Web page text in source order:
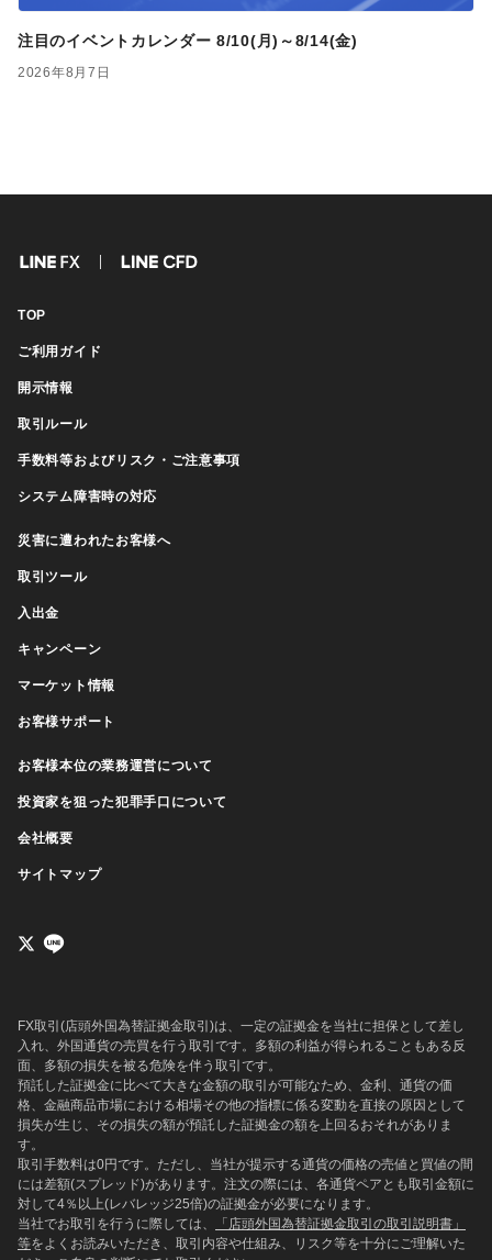
注目のイベントカレンダー 8/10(月)～8/14(金)
2026年8月7日
TOP
ご利用ガイド
開示情報
取引ルール
手数料等およびリスク・ご注意事項
システム障害時の対応
災害に遭われたお客様へ
取引ツール
入出金
キャンペーン
マーケット情報
お客様サポート
お客様本位の業務運営について
投資家を狙った犯罪手口について
会社概要
サイトマップ
FX取引(店頭外国為替証拠金取引)は、一定の証拠金を当社に担保として差し
入れ、外国通貨の売買を行う取引です。多額の利益が得られることもある反
面、多額の損失を被る危険を伴う取引です。
預託した証拠金に比べて大きな金額の取引が可能なため、金利、通貨の価
格、金融商品市場における相場その他の指標に係る変動を直接の原因として
損失が生じ、その損失の額が預託した証拠金の額を上回るおそれがありま
す。
取引手数料は0円です。ただし、当社が提示する通貨の価格の売値と買値の間
には差額(スプレッド)があります。注文の際には、各通貨ペアとも取引金額に
対して4％以上(レバレッジ25倍)の証拠金が必要になります。
当社でお取引を行うに際しては、
「店頭外国為替証拠金取引の取引説明書」
等をよくお読みいただき、取引内容や仕組み、リスク等を十分にご理解いた